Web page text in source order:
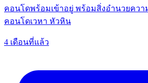
คอนโดพร้อมเข้าอยู่ พร้อมสิ่งอำนวยคว
คอนโดเวหา หัวหิน
4 เดือนที่แล้ว